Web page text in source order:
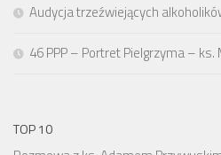
Audycja trzeźwiejących
46 PPP – Portret Pielgrzyma –
TOP 10